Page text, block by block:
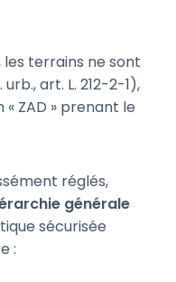
les terrains ne sont
art. L. 212-2-1),
ZAD » prenant le
réglés,
générale
sécurisée
: